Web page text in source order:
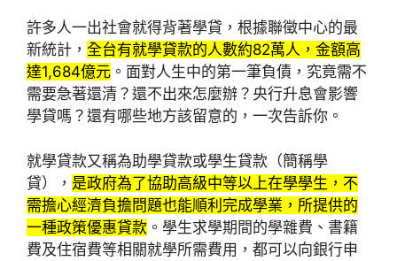
許多人一出社會就得背著學貸，根據聯徵中心的最
新統計， 全台有就學貸款的人數約82萬人，金額高
達1,684億元 。面對人生中的第一筆負債，究竟需不
需要急著還清？還不出來怎麼辦？央行升息會影響
學貸嗎？還有哪些地方該留意的，一次告訴你。
就學貸款又稱為助學貸款或學生貸款（簡稱學
貸）， 是政府為了協助高級中等以上在學學生，不
需擔心經濟負擔問題也能順利完成學業，所提供的
一種政策優惠貸款 。學生求學期間的學雜費、書籍
費及住宿費等相關就學所需費用，都可以向銀行申